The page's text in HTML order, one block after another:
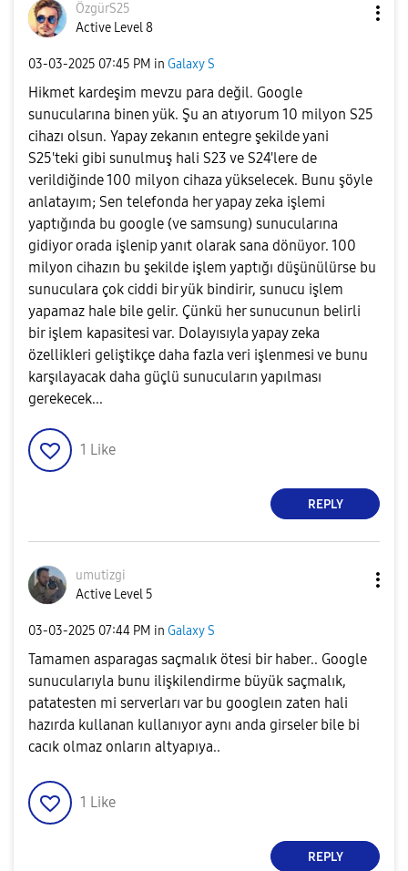
ÖzgürS25
Active Level 8
‎03-03-2025 07:45 PM in Galaxy S
Hikmet kardeşim mevzu para değil. Google
sunucularına binen yük. Şu an atıyorum 10 milyon S25
cihazı olsun. Yapay zekanın entegre şekilde yani
S25'teki gibi sunulmuş hali S23 ve S24'lere de
verildiğinde 100 milyon cihaza yükselecek. Bunu şöyle
anlatayım; Sen telefonda her yapay zeka işlemi
yaptığında bu google (ve samsung) sunucularına
gidiyor orada işlenip yanıt olarak sana dönüyor. 100
milyon cihazın bu şekilde işlem yaptığı düşünülürse bu
sunuculara çok ciddi bir yük bindirir, sunucu işlem
yapamaz hale bile gelir. Çünkü her sunucunun belirli
bir işlem kapasitesi var. Dolayısıyla yapay zeka
özellikleri geliştikçe daha fazla veri işlenmesi ve bunu
karşılayacak daha güçlü sunucuların yapılması
gerekecek...
1 Like
REPLY
umutizgi
Active Level 5
‎03-03-2025 07:44 PM in Galaxy S
Tamamen asparagas saçmalık ötesi bir haber.. Google
sunucularıyla bunu ilişkilendirme büyük saçmalık,
patatesten mi serverları var bu googleın zaten hali
hazırda kullanan kullanıyor aynı anda girseler bile bi
cacık olmaz onların altyapıya..
1 Like
REPLY